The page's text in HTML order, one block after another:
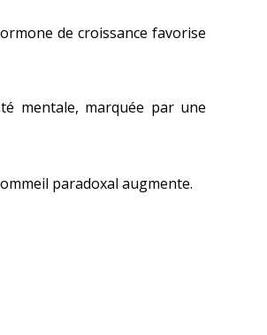
de croissance favorise
mentale, marquée par une
paradoxal augmente.